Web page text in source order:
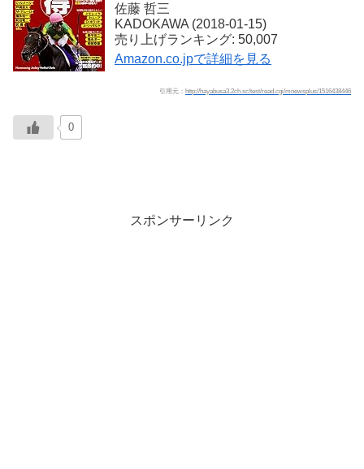
佐藤 哲三
KADOKAWA (2018-01-15)
売り上げランキング: 50,007
Amazon.co.jpで詳細を見る
引用元： http://hayabusa3.2ch.sc/test/read.cgi/mnewsplus/1516438446
0
スポンサーリンク